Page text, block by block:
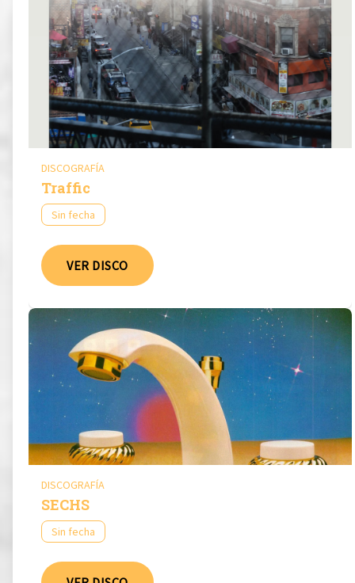
DISCOGRAFÍA
Traffic
Sin fecha
VER DISCO
DISCOGRAFÍA
SECHS
Sin fecha